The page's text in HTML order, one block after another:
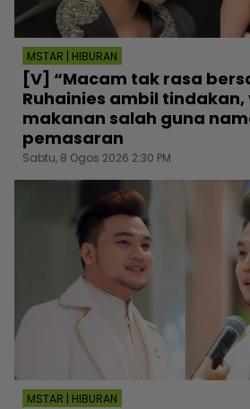
MSTAR | HIBURAN
[V] “Macam tak rasa
Ruhainies ambil tindakan,
makanan salah guna
pemasaran
Sabtu, 8 Ogos 2026 2:30 PM
MSTAR | HIBURAN